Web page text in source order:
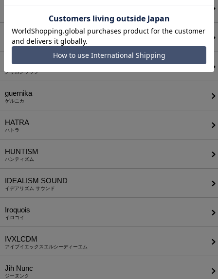
FlexibleVisual SPCE
glamb
グラム
GLIMCLAP
グリムクラップ
guernika
ゲルニカ
HATRA
ハトラ
HUNTISM
ハンティズム
IDEALISM SOUND
イデアリズム サウンド
Iroquois
イロコイ
IVXLCDM
アイブイエックスエルシーディーエム
Jih Nunc
ジーヌンク